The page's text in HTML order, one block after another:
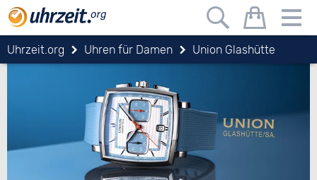
Uhrzeit.org Uhren für Damen Union Glashütte